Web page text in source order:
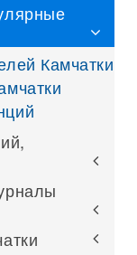
Камчатки